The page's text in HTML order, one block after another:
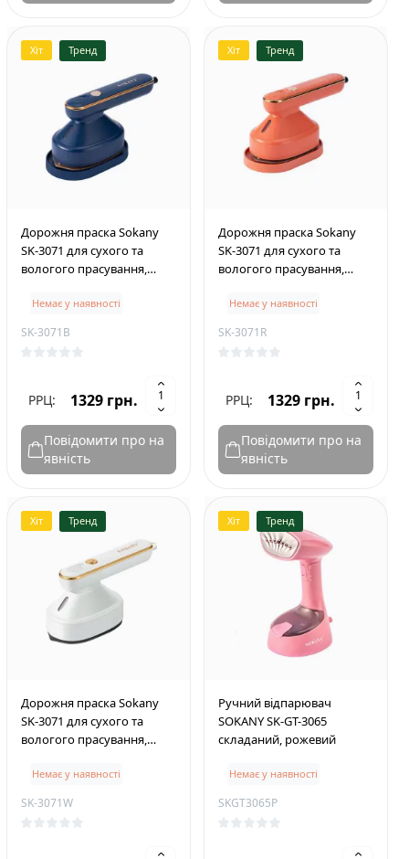
Хіт Тренд
Дорожня праска Sokany
SK-3071 для сухого та
вологого прасування,
Немає у наявності
SK-3071B
РРЦ: 1329 грн.
Повідомити про на
явність
Хіт Тренд
Дорожня праска Sokany
SK-3071 для сухого та
вологого прасування,
Немає у наявності
SK-3071R
РРЦ: 1329 грн.
Повідомити про на
явність
Хіт Тренд
Дорожня праска Sokany
SK-3071 для сухого та
вологого прасування,
Немає у наявності
SK-3071W
Хіт Тренд
Ручний відпарювач
SOKANY SK-GT-3065
складаний, рожевий
Немає у наявності
SKGT3065P